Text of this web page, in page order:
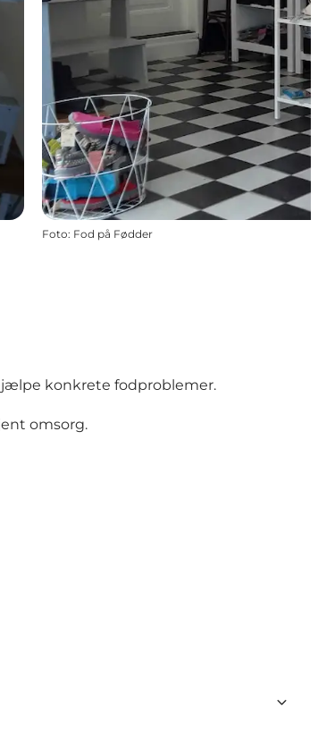
Foto: Fod på Fødder
konkrete fodproblemer.
omsorg.